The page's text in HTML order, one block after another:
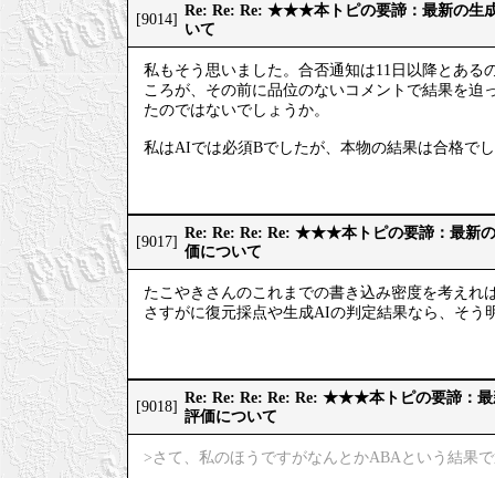
[9014]
Re: Re: Re: ★★★本トピの要諦：最新の生
いて
私もそう思いました。合否通知は11日以降とあ
ころが、その前に品位のないコメントで結果を
たのではないでしょうか。
私はAIでは必須Bでしたが、本物の結果は合格で
[9017]
Re: Re: Re: Re: ★★★本トピの要諦：最新
価について
たこやきさんのこれまでの書き込み密度を考えれ
さすがに復元採点や生成AIの判定結果なら、そう
[9018]
Re: Re: Re: Re: Re: ★★★本トピの要諦：最
評価について
>さて、私のほうですがなんとかABAという結果